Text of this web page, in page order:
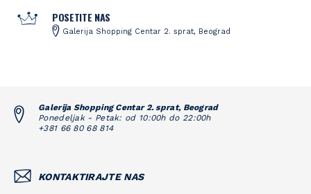
POSETITE NAS
Galerija Shopping Centar 2. sprat, Beograd
Galerija Shopping Centar 2. sprat, Beograd
Ponedeljak - Petak: od 10:00h do 22:00h
+381 66 80 68 814
KONTAKTIRAJTE NAS